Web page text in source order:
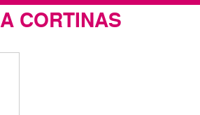
CORTINAS